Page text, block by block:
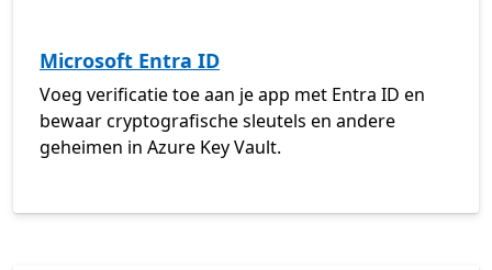
Microsoft Entra ID
Voeg verificatie toe aan je app met Entra ID en
bewaar cryptografische sleutels en andere
geheimen in Azure Key Vault.